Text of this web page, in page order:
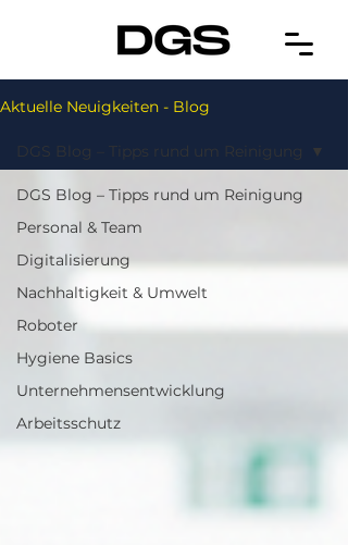
Aktuelle Neuigkeiten - Blog
DGS Blog – Tipps rund um Reinigung
Personal & Team
Digitalisierung
Nachhaltigkeit & Umwelt
Roboter
Hygiene Basics
Unternehmensentwicklung
Arbeitsschutz
DGS Blog – Tipps rund um Reinigung